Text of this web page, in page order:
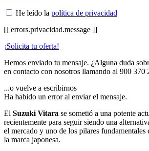
He leído la política de privacidad
[[ errors.privacidad.message ]]
¡Solicita tu oferta!
Hemos enviado tu mensaje. ¿Alguna duda
en contacto con nosotros llamando al 900 370
...o vuelve a escribirnos
Ha habido un error al enviar el mensaje.
El Suzuki Vitara se sometió a una potente
recientemente para seguir siendo una
el mercado y uno de los pilares fundamentales
la marca japonesa.